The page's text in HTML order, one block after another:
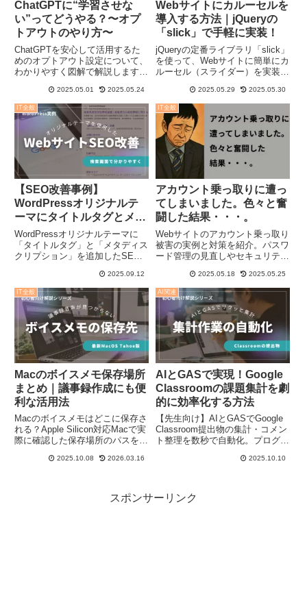
ChatGPTに“学習させな
い”ってどうやる？〜オプ
トアウトのやり方〜
ChatGPTを安心して活用するた
めのオプトアウト設定について、
わかりやすく図解で解説します。
2025.05.01 2025.05.24
Webサイトにカルーセルを
導入する方法｜jQueryの
「slick」で手軽に実装！
jQueryの定番ライブラリ「slick」
を使って、Webサイトに簡単にカ
ルーセル（スライダー）を実装す
手順とコード例も紹介！
2025.05.29 2025.05.30
IT全般
【SEO改善事例】
WordPressオリジナルテ
ーマにタイトルタグとメタ
ディスクリプションを追加
WordPressオリジナルテーマに
「タイトルタグ」と「メタディス
クリプション」を追加したSEO
リック率向上につながる設定方法
を実装ステップ付きで解説しま
す。
2025.09.12
IT全般
アカウント乗っ取りに遭っ
てしまいました。色々と奮
闘した結果・・・。
Webサイトのアカウント乗っ取り
被害の実例と対策を紹介。パスワ
ード管理の見直しやセキュリティ
説します。2025.05.18 2025.05.25
IT全般
Macのボイスメモ保存場所
まとめ｜議事録作成にも便
利な活用法
Macのボイスメモはどこに保存さ
れる？Apple Silicon対応Macで実
際に確認した保存場所のパスを解
音データをAIで議事録作成に活用
2025.10.08 2026.03.16
AI関連
AIとGASで実現！Google
Classroomの課題集計を劇
的に効率化する方法
【先生向け】AIとGASでGoogle
Classroom提出物の集計・コメン
ト整理を数秒で自動化。プログラ
放され、指導時間を確保しましょ
2025.10.10
スポンサーリンク